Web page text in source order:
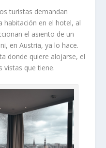
turistas demandan
habitación en el hotel, al
el asiento de un
en Austria, ya lo hace.
donde quiere alojarse, el
vistas que tiene.